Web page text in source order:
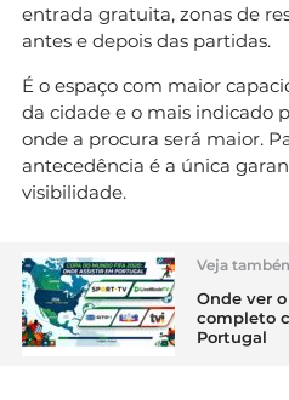
entrada gratuita, zonas de
antes e depois das partidas.
É o espaço com maior
da cidade e o mais indicado
onde a procura será maior.
antecedência é a única
visibilidade.
Veja
Onde ver
completo
Portugal